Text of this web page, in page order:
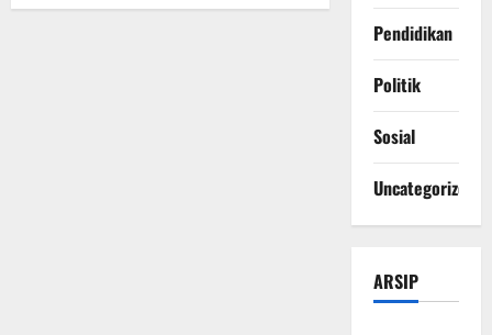
Pendidikan
Politik
Sosial
Uncategorized
ARSIP